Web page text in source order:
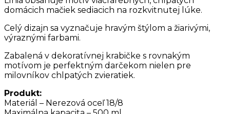
domácich mačiek sediacich na rozkvitnutej lúke.
Celý dizajn sa vyznačuje hravým štýlom a žiarivými,
výraznými farbami.
Zabalená v dekoratívnej krabičke s rovnakým
motívom je perfektným darčekom nielen pre
milovníkov chlpatých zvieratiek.
Produkt:
Materiál – Nerezová oceľ 18/8